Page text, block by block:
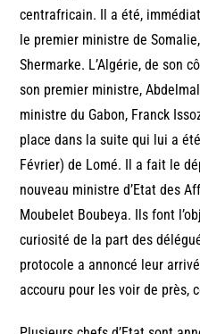
centrafricain. Il a été,
le premier ministre de
Shermarke. L’Algérie, de son
son premier ministre,
ministre du Gabon, Franck
place dans la suite qui lui a
Février) de Lomé. Il a fait le
nouveau ministre d’Etat des
Moubelet Boubeya. Ils font
curiosité de la part des
protocole a annoncé leur
accouru pour les voir de près,